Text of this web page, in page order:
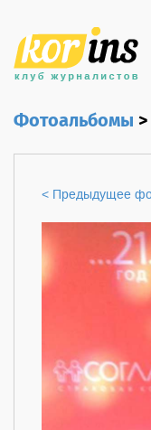
Фотоальбомы>
< Предыдущее